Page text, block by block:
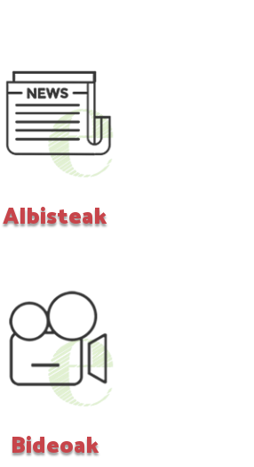
Albisteak
Bideoak